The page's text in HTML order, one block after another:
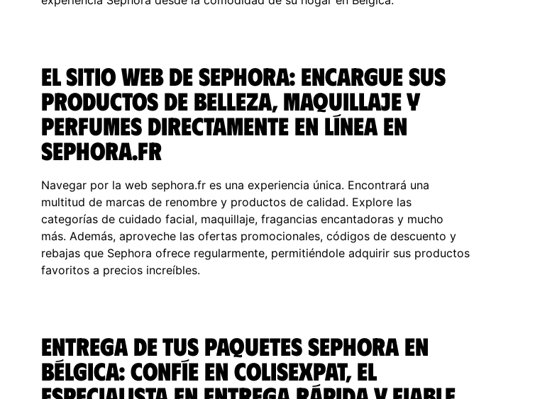
El sitio web de Sephora: Encargue sus
productos de belleza, maquillaje y
perfumes directamente en línea en
sephora.fr
Navegar por la web sephora.fr es una experiencia única. Encontrará una
multitud de marcas de renombre y productos de calidad. Explore las
categorías de cuidado facial, maquillaje, fragancias encantadoras y mucho
más. Además, aproveche las ofertas promocionales, códigos de descuento y
rebajas que Sephora ofrece regularmente, permitiéndole adquirir sus productos
favoritos a precios increíbles.
Entrega de tus paquetes Sephora en
Bélgica: Confíe en ColisExpat, el